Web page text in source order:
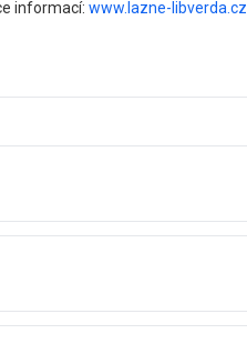
informací: www.lazne-libverda.cz